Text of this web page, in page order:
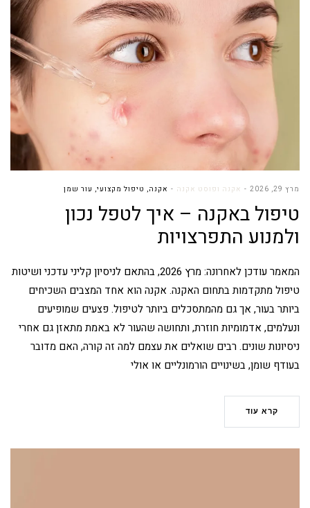
מרץ 29, 2026 אקנה ופוסט אקנה אקנה, טיפול מקצועי, עור שמן
טיפול באקנה – איך לטפל נכון
ולמנוע התפרצויות
המאמר עודכן לאחרונה: מרץ 2026, בהתאם לניסיון קליני עדכני ושיטות
טיפול מתקדמות בתחום האקנה. אקנה הוא אחד המצבים השכיחים
ביותר בעור, אך גם מהמתסכלים ביותר לטיפול. פצעים שמופיעים
ונעלמים, אדמומיות חוזרת, ותחושה שהעור לא באמת מתאזן גם אחרי
ניסיונות שונים. רבים שואלים את עצמם למה זה קורה, האם מדובר
בעודף שומן, בשינויים הורמונליים או אולי
קרא עוד